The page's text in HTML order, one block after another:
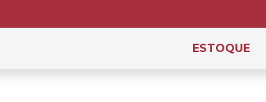
ESTOQUE